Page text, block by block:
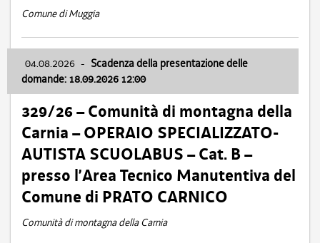
Comune di Muggia
04.08.2026 - Scadenza della presentazione delle
domande: 18.09.2026 12:00
329/26 – Comunità di montagna della
Carnia – OPERAIO SPECIALIZZATO-
AUTISTA SCUOLABUS – Cat. B –
presso l’Area Tecnico Manutentiva del
Comune di PRATO CARNICO
Comunità di montagna della Carnia